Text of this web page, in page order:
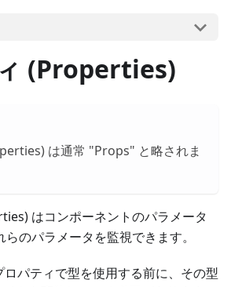
(Properties)
は通常 "Props" と略されま
はコンポーネントのパラメータ
のパラメータを監視できます。
パティで型を使用する前に、その型